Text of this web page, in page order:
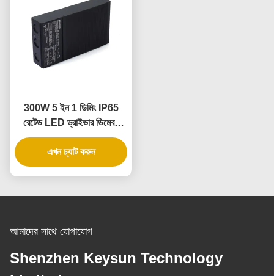
300W 5 ইন 1 ডিমিং IP65
রেটেড LED ড্রাইভার ডিমেবল
পাওয়ার সাপ্লাইয়ের জন্য
এখন চ্যাট করুন
আমাদের সাথে যোগাযোগ
Shenzhen Keysun Technology